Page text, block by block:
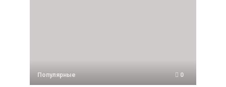
Популярные 0